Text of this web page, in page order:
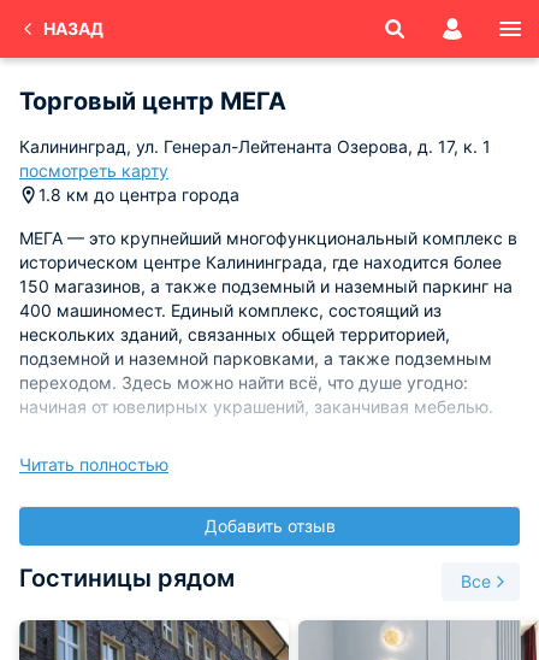
НАЗАД
Торговый центр МЕГА
Калининград, ул. Генерал-Лейтенанта Озерова, д. 17, к. 1
посмотреть карту
1.8 км до центра города
МЕГА — это крупнейший многофункциональный комплекс в
историческом центре Калининграда, где находится более
150 магазинов, а также подземный и наземный паркинг на
400 машиномест. Единый комплекс, состоящий из
нескольких зданий, связанных общей территорией,
подземной и наземной парковками, а также подземным
переходом. Здесь можно найти всё, что душе угодно:
начиная от ювелирных украшений, заканчивая мебелью.
Режим работы: с 10:00 до 21:00.
Читать полностью
Добавить отзыв
Гостиницы рядом Все